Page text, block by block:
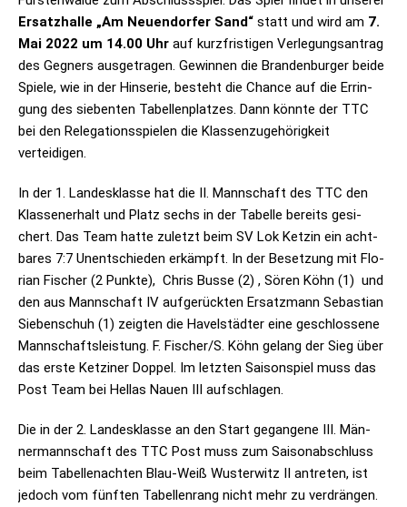
Ersatz­halle „Am Neu­en­dor­fer Sand“ statt und wird am 7.
Mai 2022 um 14.00 Uhr auf kurz­fris­ti­gen Ver­le­gungs­an­trag
des Geg­ners aus­ge­tra­gen. Gewin­nen die Bran­den­bur­ger beide
Spiele, wie in der Hin­se­rie, besteht die Chance auf die Errin­
gung des sie­ben­ten Tabel­len­plat­zes. Dann könnte der TTC
bei den Rele­ga­ti­ons­spie­len die Klas­sen­zu­ge­hö­rig­keit
verteidigen.
In der 1. Lan­des­klasse hat die II. Mann­schaft des TTC den
Klas­sen­er­halt und Platz sechs in der Tabelle bereits gesi­
chert. Das Team hatte zuletzt beim SV Lok Ket­zin ein acht­
ba­res 7:7 Unent­schie­den erkämpft. In der Beset­zung mit Flo­
rian Fischer (2 Punkte), Chris Busse (2) , Sören Köhn (1) und
den aus Mann­schaft IV auf­ge­rück­ten Ersatz­mann Sebas­tian
Sie­ben­schuh (1) zeig­ten die Havel­städ­ter eine geschlos­sene
Mann­schafts­leis­tung. F. Fischer/S. Köhn gelang der Sieg über
das erste Ket­zi­ner Dop­pel. Im letz­ten Sai­son­spiel muss das
Post Team bei Hel­las Nauen III aufschlagen.
Die in der 2. Lan­des­klasse an den Start gegan­gene III. Män­
ner­mann­schaft des TTC Post muss zum Sai­son­ab­schluss
beim Tabel­len­ach­ten Blau-Weiß Wus­ter­witz II antre­ten, ist
jedoch vom fünf­ten Tabel­len­rang nicht mehr zu ver­drän­gen.